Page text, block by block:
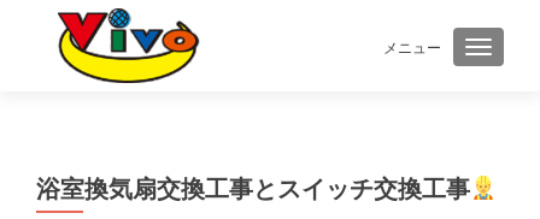
メニュー ナビゲ
浴室換気扇交換工事とスイッチ交換工事